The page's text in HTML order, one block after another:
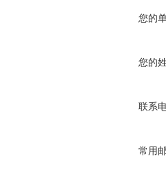
您的
您的
联系
常用